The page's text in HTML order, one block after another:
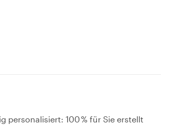
personalisiert: 100 % für Sie erstellt